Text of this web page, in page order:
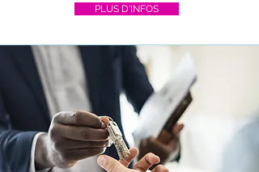
PLUS D'INFOS